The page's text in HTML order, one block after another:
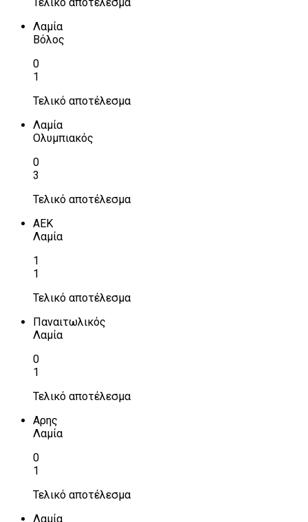
Λαμία
Βόλος
0
1
Τελικό αποτέλεσμα
Λαμία
Ολυμπιακός
0
3
Τελικό αποτέλεσμα
ΑΕΚ
Λαμία
1
1
Τελικό αποτέλεσμα
Παναιτωλικός
Λαμία
0
1
Τελικό αποτέλεσμα
Αρης
Λαμία
0
1
Τελικό αποτέλεσμα
Λαμία